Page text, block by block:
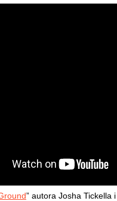
” autora Josha Tickella